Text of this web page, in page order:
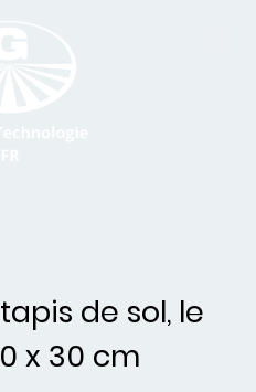
de sol, le
x 30 cm